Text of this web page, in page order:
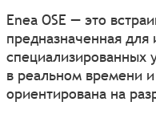
Enea OSE — это
предназначенная для
специализированных
в реальном времени
ориентирована на